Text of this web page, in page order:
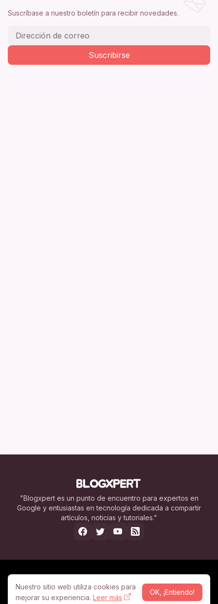
Suscríbase a nuestro boletín para recibir novedades.
"Blogxpert es un punto de encuentro para expertos en
Google y entusiastas en tecnología dedicada a compartir
artículos, noticias y tutoriales."
© Copyright 2005 - 2026
Nuestro sitio web utiliza cookies para
mejorar su experiencia. Leer más
OK, ¡Entiendo!